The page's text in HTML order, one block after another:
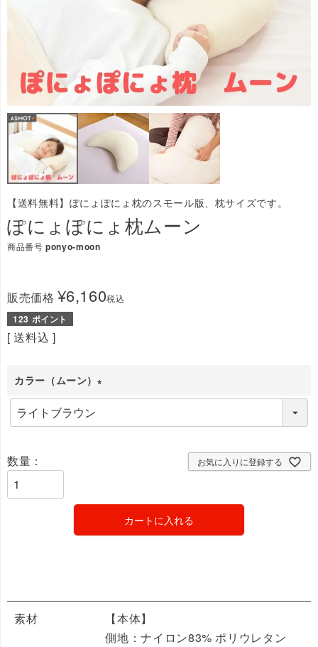
【送料無料】ぽにょぽにょ枕のスモール版、枕サイズです。
ぽにょぽにょ枕ムーン
商品番号 ponyo-moon
販売価格 ¥6,160税込
123
送料込
カラー（ムーン）
(
お気に入りに登録する
カートに入れる
素材
【本体】
側地：ナイロン83% ポリウレタン